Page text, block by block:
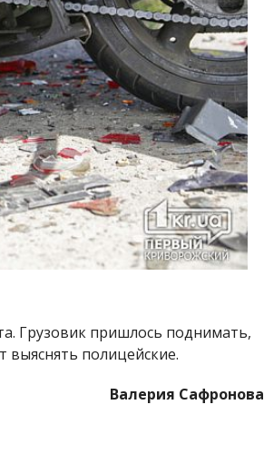
Грузовик пришлось поднимать,
выяснять полицейские.
Валерия Сафронова